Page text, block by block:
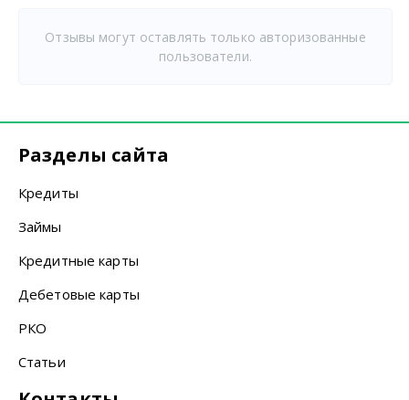
Отзывы могут оставлять только авторизованные
пользователи.
Разделы сайта
Кредиты
Займы
Кредитные карты
Дебетовые карты
РКО
Статьи